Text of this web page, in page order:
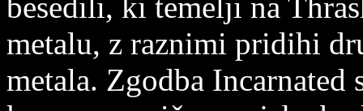
metalu, z raznimi pridihi
metala. Zgodba Incarnated